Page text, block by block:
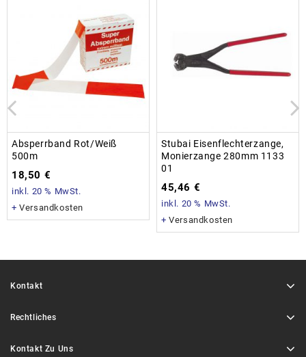
Absperrband Rot/weiß
500m
18,50 €
inkl. 20 % MwSt.
+Versandkosten
Stubai Eisenflechterzange,
Monierzange 280mm 1133
01
45,46 €
inkl. 20 % MwSt.
+Versandkosten
Kontakt
Rechtliches
Kontakt Zu Uns